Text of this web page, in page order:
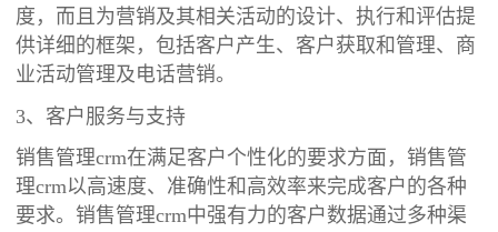
度，而且为营销及其相关活动的设计、执行和评估提
供详细的框架，包括客户产生、客户获取和管理、商
业活动管理及电话营销。
3、客户服务与支持
销售管理crm在满足客户个性化的要求方面，销售管
理crm以高速度、准确性和高效率来完成客户的各种
要求。销售管理crm中强有力的客户数据通过多种渠